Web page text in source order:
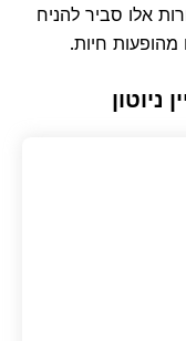
סביר להניח
חיות.